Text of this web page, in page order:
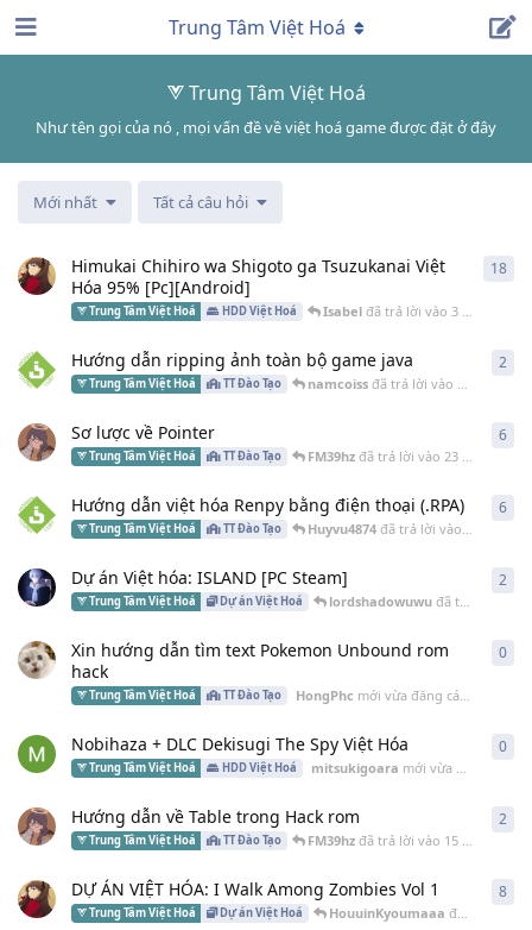
Trung Tâm Việt Hoá
Như tên gọi của nó , mọi vấn đề về việt hoá game được đặt ở đây
Trung Tâm Việt Hoá
Mới nhất Tất cả câu hỏi
Himukai Chihiro wa Shigoto ga Tsuzukanai Việt
Hóa 95% [Pc][Android]
Trung Tâm Việt Hoá HDD Việt Hoá Isabelđã trả lời vào 3 Th03 2024
18
Hướng dẫn ripping ảnh toàn bộ game java
Trung Tâm Việt Hoá TT Đào Tạo namcoissđã trả lời vào 15 Th02
2
Sơ lược về Pointer
Trung Tâm Việt Hoá TT Đào Tạo FM39hzđã trả lời vào 23 Th11 2023
6
Hướng dẫn việt hóa Renpy bằng điện thoại (.RPA)
Trung Tâm Việt Hoá TT Đào Tạo Huyvu4874đã trả lời vào 6 Th10
6
Dự án Việt hóa: ISLAND [PC Steam]
Trung Tâm Việt Hoá Dự án Việt Hoá lordshadowuwuđã trả lời vào
2
Xin hướng dẫn tìm text Pokemon Unbound rom
hack
Trung Tâm Việt Hoá TT Đào Tạo HongPhc mới vừa đăng cách đây
0
Nobihaza + DLC Dekisugi The Spy Việt Hóa
Trung Tâm Việt Hoá HDD Việt Hoá mitsukigoara mới vừa đăng cách đây
0
Hướng dẫn về Table trong Hack rom
Trung Tâm Việt Hoá TT Đào Tạo FM39hzđã trả lời vào 15 Th10 2022
2
DỰ ÁN VIỆT HÓA: I Walk Among Zombies Vol 1
Trung Tâm Việt Hoá Dự án Việt Hoá HouuinKyoumaaa đã trả lời vào
8